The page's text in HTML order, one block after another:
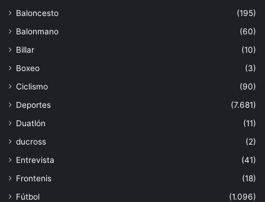
Baloncesto
(195)
Balonmano
(60)
Billar
(10)
Boxeo
(3)
Ciclismo
(90)
Deportes
(7.681)
Duatlón
(11)
ducross
(2)
Entrevista
(41)
Frontenis
(18)
Fútbol
(1.096)